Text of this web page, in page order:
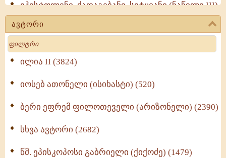
ეპისტოლენი, ქადაგებანი, სიტყვანი (ნაწილი III)
(723)
მოძღვრის ძალზე სასარგებლო რჩევები
მრევლისათვის (545)
Wisdomge (514)
ქადაგებანი გაბრიელ ეპისკოპოსისა - II ტომი
სულიერი ცხოვრების სახელმძღვანელო -
ნაწილი II (369)
ავტორი
Search
ილია II (3824)
იოსებ ათონელი (ისიხასტი) (520)
ბერი ეფრემ ფილოთეველი (არიზონელი) (2390)
სხვა ავტორი (2682)
წმ. ეპისკოპოსი გაბრიელი (ქიქოძე) (1479)